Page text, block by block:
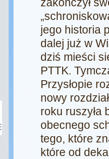
jego historia
dalej już w
dziś mieści
PTTK.
Przysłopie
nowy
roku ruszyła
obecnego
tego, które
które od